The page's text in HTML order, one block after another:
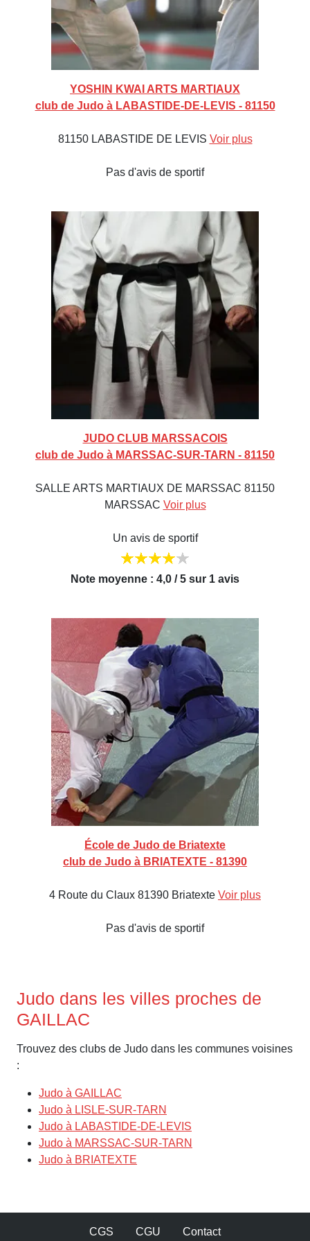
YOSHIN KWAI ARTS MARTIAUX
club de Judo à LABASTIDE-DE-LEVIS - 81150
81150 LABASTIDE DE LEVIS Voir plus
Pas d'avis de sportif
JUDO CLUB MARSSACOIS
club de Judo à MARSSAC-SUR-TARN - 81150
SALLE ARTS MARTIAUX DE MARSSAC 81150
MARSSAC Voir plus
Un avis de sportif
Note moyenne : 4,0 / 5 sur 1 avis
École de Judo de Briatexte
club de Judo à BRIATEXTE - 81390
4 Route du Claux 81390 Briatexte Voir plus
Pas d'avis de sportif
Judo dans les villes proches de
GAILLAC
Trouvez des clubs de Judo dans les communes voisines
:
Judo à GAILLAC
Judo à LISLE-SUR-TARN
Judo à LABASTIDE-DE-LEVIS
Judo à MARSSAC-SUR-TARN
Judo à BRIATEXTE
CGS CGU Contact